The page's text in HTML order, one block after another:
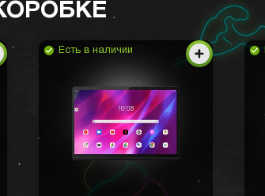
Есть в наличии